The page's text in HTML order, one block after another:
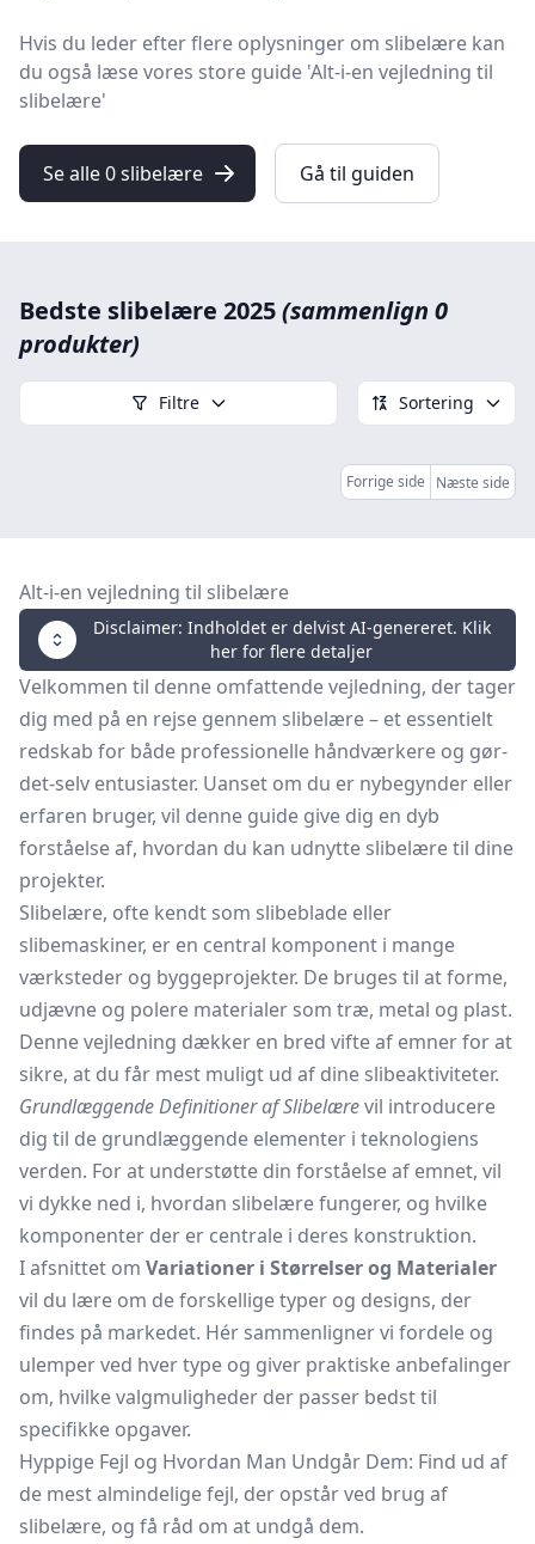
Hvis du leder efter flere oplysninger om slibelære kan
du også læse vores store guide 'Alt-i-en vejledning til
slibelære'
Se alle 0 slibelære Gå til guiden
Bedste slibelære 2025(sammenlign 0
produkter)
Filtre Sortering
Forrige side Næste side
Alt-i-en vejledning til slibelære
Disclaimer: Indholdet er delvist AI-genereret. Klik
her for flere detaljer
Velkommen til denne omfattende vejledning, der tager
dig med på en rejse gennem slibelære – et essentielt
redskab for både professionelle håndværkere og gør-
det-selv entusiaster. Uanset om du er nybegynder eller
erfaren bruger, vil denne guide give dig en dyb
forståelse af, hvordan du kan udnytte slibelære til dine
projekter.
Slibelære, ofte kendt som slibeblade eller
slibemaskiner, er en central komponent i mange
værksteder og byggeprojekter. De bruges til at forme,
udjævne og polere materialer som træ, metal og plast.
Denne vejledning dækker en bred vifte af emner for at
sikre, at du får mest muligt ud af dine slibeaktiviteter.
Grundlæggende Definitioner af Slibelærevil introducere
dig til de grundlæggende elementer i teknologiens
verden. For at understøtte din forståelse af emnet, vil
vi dykke ned i, hvordan slibelære fungerer, og hvilke
komponenter der er centrale i deres konstruktion.
I afsnittet om Variationer i Størrelser og Materialer
vil du lære om de forskellige typer og designs, der
findes på markedet. Hér sammenligner vi fordele og
ulemper ved hver type og giver praktiske anbefalinger
om, hvilke valgmuligheder der passer bedst til
specifikke opgaver.
Hyppige Fejl og Hvordan Man Undgår Dem: Find ud af
de mest almindelige fejl, der opstår ved brug af
slibelære, og få råd om at undgå dem.